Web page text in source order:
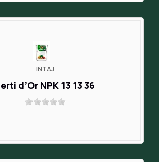
INTAJ
d’Or NPK 13 13 36